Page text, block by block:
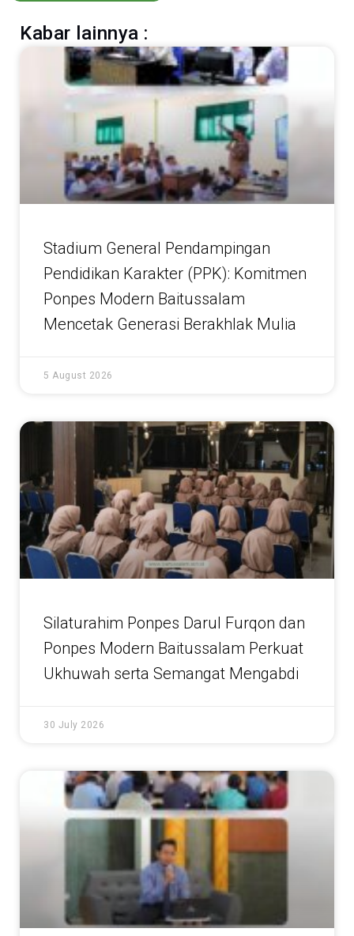
Kabar lainnya :
Stadium General Pendampingan
Pendidikan Karakter (PPK): Komitmen
Ponpes Modern Baitussalam
Mencetak Generasi Berakhlak Mulia
5 August 2026
Silaturahim Ponpes Darul Furqon dan
Ponpes Modern Baitussalam Perkuat
Ukhuwah serta Semangat Mengabdi
30 July 2026